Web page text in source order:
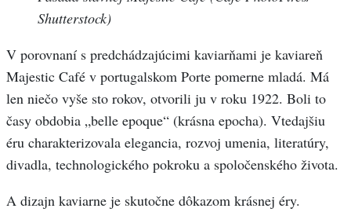
Shutterstock)
V porovnaní s predchádzajúcimi kaviarňami je kaviareň
Majestic Café v portugalskom Porte pomerne mladá. Má
len niečo vyše sto rokov, otvorili ju v roku 1922. Boli to
časy obdobia „belle epoque“ (krásna epocha). Vtedajšiu
éru charakterizovala elegancia, rozvoj umenia, literatúry,
divadla, technologického pokroku a spoločenského života.
A dizajn kaviarne je skutočne dôkazom krásnej éry.